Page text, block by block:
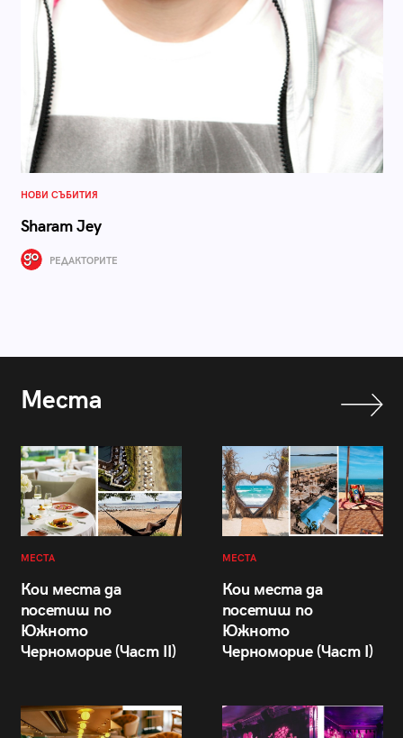
НОВИ СЪБИТИЯ
Sharam Jey
РЕДАКТОРИТЕ
Места
МЕСТА
Кои места да
посетиш по
Южното
Черноморие (Част II)
МЕСТА
Кои места да
посетиш по
Южното
Черноморие (Част I)